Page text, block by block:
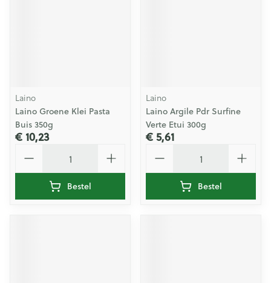
Laino
Laino Groene Klei Pasta
Buis 350g
€ 10,23
Bestel
Laino
Laino Argile Pdr Surfine
Verte Etui 300g
€ 5,61
Bestel